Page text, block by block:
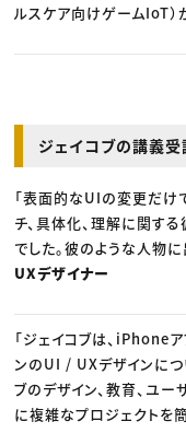
ルスケア向けゲームIoT）
ジェイコブの講義
「表面的なUIの変更だけ
チ、具体化、理解に関す
でした。彼のような人物
UXデザイナー
「ジェイコブは、iPhone
ンのUI / UXデザインにつ
ブのデザイン、教育、ユ
に複雑なプロジェクトを